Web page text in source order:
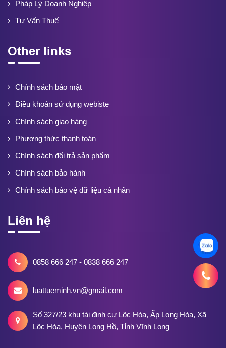
Pháp Lý Doanh Nghiệp
Tư Vấn Thuế
Other links
Chính sách bảo mật
Điều khoản sử dụng webiste
Chính sách giao hàng
Phương thức thanh toán
Chính sách đổi trả sản phẩm
Chính sách bảo hành
Chính sách bảo vệ dữ liệu cá nhân
Liên hệ
0858 666 247 - 0838 666 247
luattueminh.vn@gmail.com
Số 327/23 khu tái định cư Lộc Hòa, Ấp Long Hòa, Xã
Lộc Hòa, Huyện Long Hồ, Tỉnh Vĩnh Long